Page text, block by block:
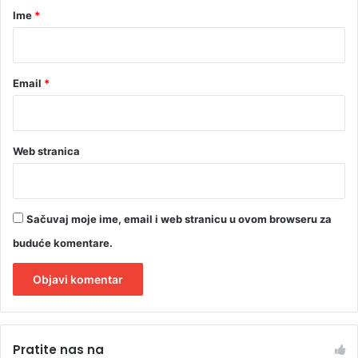
r
Ime *
Email *
Web stranica
Sačuvaj moje ime, email i web stranicu u ovom browseru za
buduće komentare.
Pratite nas na